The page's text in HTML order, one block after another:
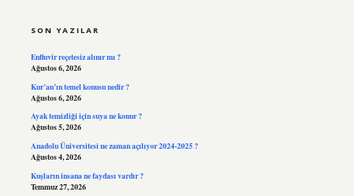
SON YAZILAR
Enfluvir reçetesiz alınır mı ?
Ağustos 6, 2026
Kur’an’ın temel konusu nedir ?
Ağustos 6, 2026
Ayak temizliği için suya ne konur ?
Ağustos 5, 2026
Anadolu Üniversitesi ne zaman açılıyor 2024-2025 ?
Ağustos 4, 2026
Kuşların insana ne faydası vardır ?
Temmuz 27, 2026